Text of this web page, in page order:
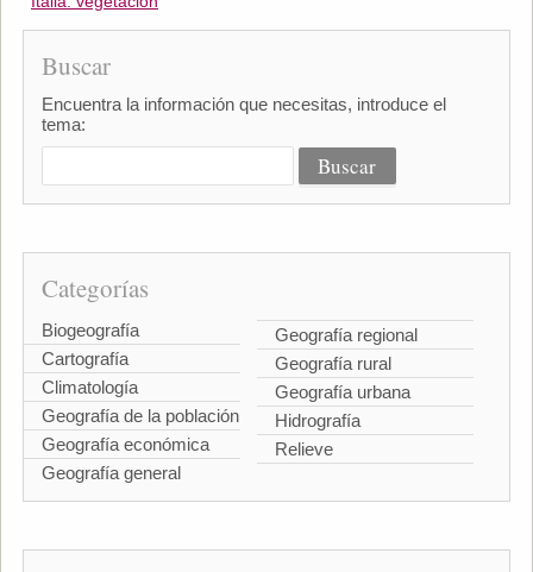
Buscar
Encuentra la información que necesitas, introduce el
tema:
Categorías
Biogeografía
Cartografía
Climatología
Geografía de la población
Geografía económica
Geografía general
Geografía regional
Geografía rural
Geografía urbana
Hidrografía
Relieve